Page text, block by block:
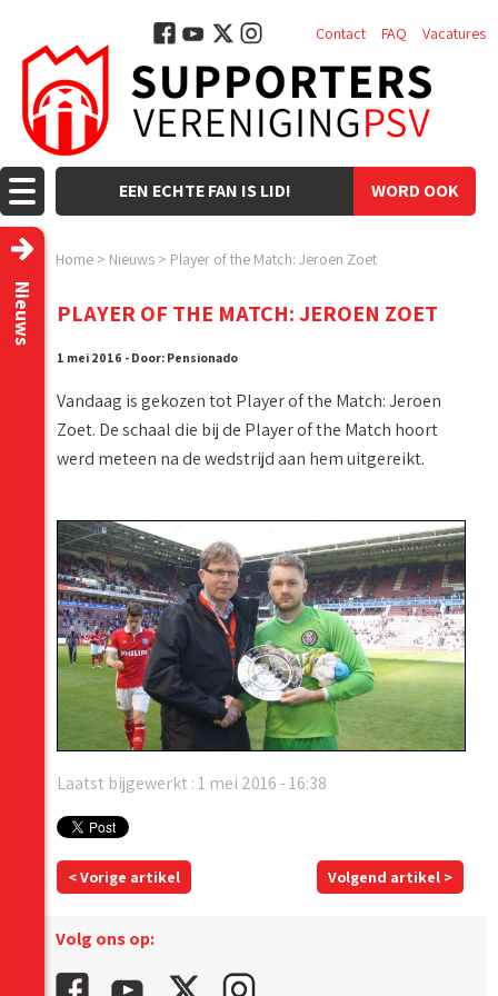
WORD OOK
EEN ECHTE FAN IS LID!
Contact FAQ Vacatures
Home > Nieuws > Player of the Match: Jeroen Zoet
Nieuws PLAYER OF THE MATCH: JEROEN ZOET
1 mei 2016 - Door: Pensionado
Vandaag is gekozen tot Player of the Match: Jeroen
Zoet. De schaal die bij de Player of the Match hoort
werd meteen na de wedstrijd aan hem uitgereikt.
Laatst bijgewerkt : 1 mei 2016 - 16:38
< Vorige artikel Volgend artikel >
Volg ons op: